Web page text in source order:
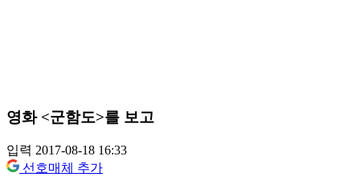
영화 <군함도>를 보고
입력 2017-08-18 16:33
선호매체 추가